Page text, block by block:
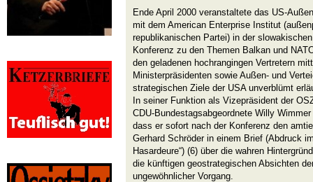
Ende April 2000 veranstaltete das US-
mit dem American Enterprise Institut
republikanischen Partei) in der
Konferenz zu den Themen Balkan und
den geladenen hochrangingen Vertretern
Ministerpräsidenten sowie Außen- und
strategischen Ziele der USA unverblümt
In seiner Funktion als Vizepräsident der
CDU-Bundestagsabgeordnete Willy
dass er sofort nach der Konferenz den
Gerhard Schröder in einem Brief (Abdruck
Hasardeure“) (6) über die wahren
die künftigen geostrategischen Absichten
ungewöhnlicher Vorgang.